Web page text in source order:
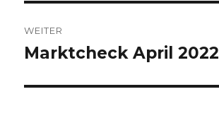
WEITER
Nächster
Marktcheck April 2022